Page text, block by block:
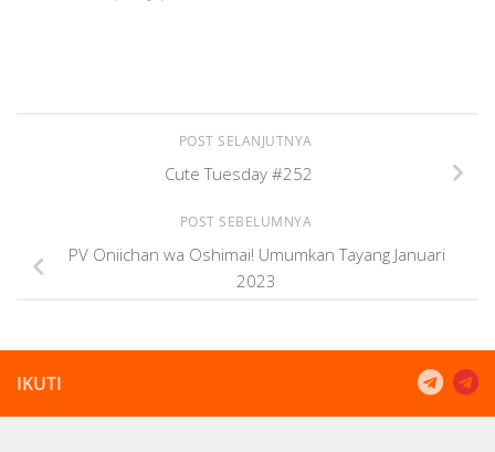
POST SELANJUTNYA
Cute Tuesday #252
POST SEBELUMNYA
PV Oniichan wa Oshimai! Umumkan Tayang Januari
2023
IKUTI